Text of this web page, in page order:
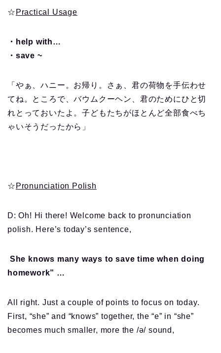
☆ Practical Usage
・help with…
・save ~
「やぁ、ハニー。お帰り。さぁ、君の荷物を手伝わせ
てね。ところで、バウムクーヘン、君のためにひと切
れとっておいたよ。子どもたちがほとんど全部食べち
ゃいそうだったから」
☆ Pronunciation Polish
D: Oh! Hi there! Welcome back to pronunciation
polish. Here’s today’s sentence,
She knows many ways to save time when doing
homework” …
All right. Just a couple of points to focus on today.
First, “she” and “knows” together, the “e” in “she”
becomes much smaller, more the /ə/ sound,